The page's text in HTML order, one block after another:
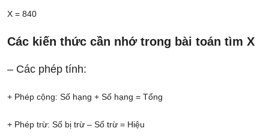
X = 840
Các kiến thức cần nhớ trong bài toán tìm X
– Các phép tính:
+ Phép cộng: Số hạng + Số hạng = Tổng
+ Phép trừ: Số bị trừ – Số trừ = Hiệu